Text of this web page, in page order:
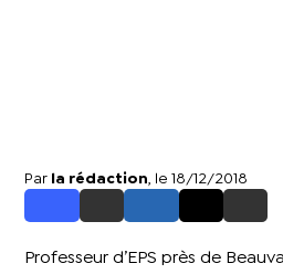
Par la rédaction , le 18/12/2018
Professeur d’EPS près de